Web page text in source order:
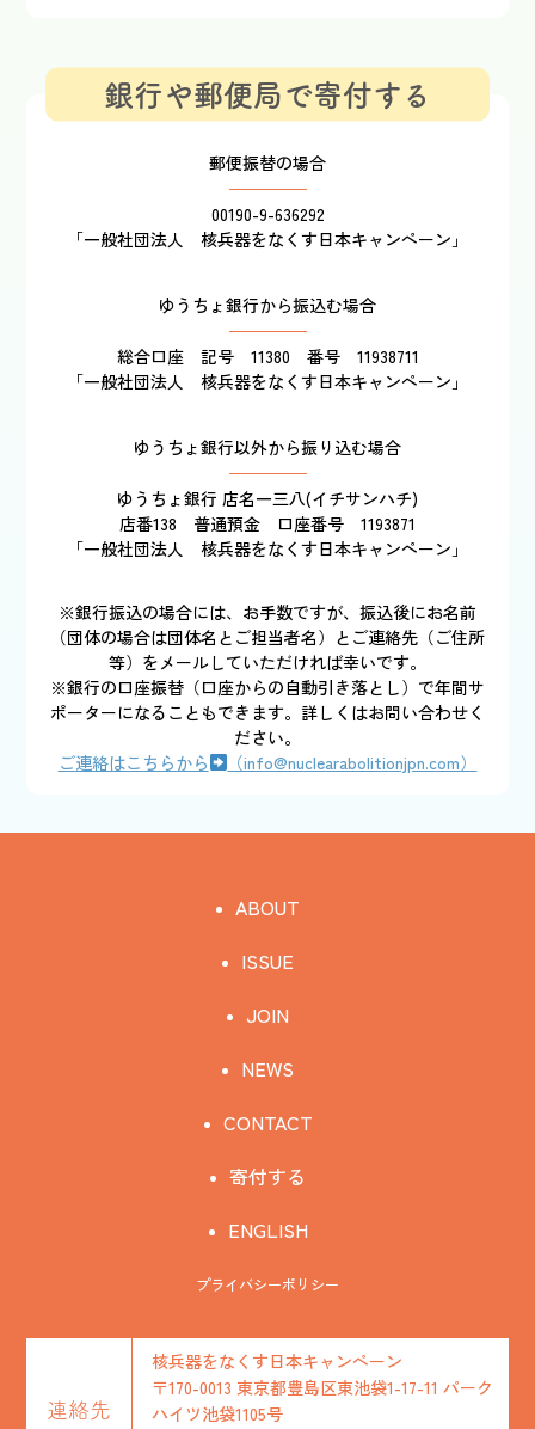
銀行や郵便局で寄付する
郵便振替の場合
00190-9-636292
「一般社団法人 核兵器をなくす日本キャンペーン」
ゆうちょ銀行から振込む場合
総合口座 記号 11380 番号 11938711
「一般社団法人 核兵器をなくす日本キャンペーン」
ゆうちょ銀行以外から振り込む場合
ゆうちょ銀行 店名一三八(イチサンハチ)
店番138 普通預金 口座番号 1193871
「一般社団法人 核兵器をなくす日本キャンペーン」
※銀行振込の場合には、お手数ですが、振込後にお名前
（団体の場合は団体名とご担当者名）とご連絡先（ご住所
等）をメールしていただければ幸いです。
※銀行の口座振替（口座からの自動引き落とし）で年間サ
ポーターになることもできます。詳しくはお問い合わせく
ださい。
ご連絡はこちらから
（info@nuclearabolitionjpn.com）
ABOUT
ISSUE
JOIN
NEWS
CONTACT
寄付する
ENGLISH
プライバシーポリシー
連絡先
核兵器をなくす日本キャンペーン
〒170-0013 東京都豊島区東池袋1-17-11 パーク
ハイツ池袋1105号